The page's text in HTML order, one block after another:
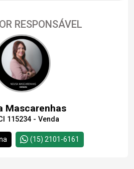
07
Aug/Sat
09
Continuar
RESPONSÁVEL
Mascarenhas
115234 - Venda
(15) 2101-6161